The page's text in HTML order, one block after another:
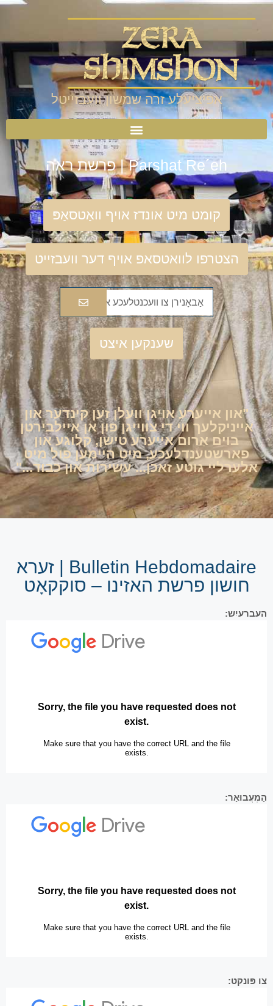
אפיציעלע זרה שמשון וועבזייטל
Parshat Re´eh | פרשת ראה
קומט מיט אונדז אויף וואַטסאַפּ
הצטרפו לוואטסאפ אויף דער וועבזייט
שענקען איצט
"און אייערע אויגן וועלן זען קינדער און
אייניקלעך ווי די צווייגן פון אן איילבירטן
בוים אַרום אייערע טישן, קלוגע און
פארשטענדלעכע, מיט היימען פול מיט
אלערליי גוטע זאכן... עשירות און כבוד..."
Bulletin Hebdomadaire | זערא
חושון פרשת האזינו – סוקקאָט
העברעיִש:
הַמְעֲבוּאַר:
צו פּונקט: